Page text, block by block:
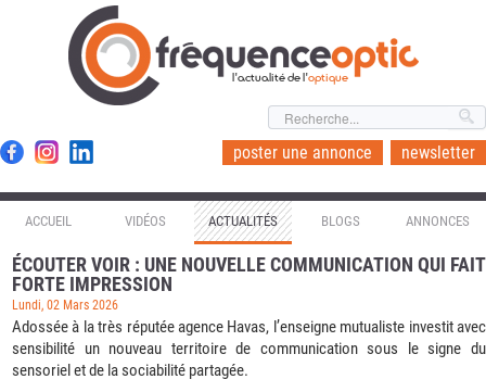
l'actualité de l'optique
poster une annonce newsletter
ACCUEIL VIDÉOS ACTUALITÉS BLOGS ANNONCES
ÉCOUTER VOIR : UNE NOUVELLE COMMUNICATION QUI FAIT
FORTE IMPRESSION
Lundi, 02 Mars 2026
Adossée à la très réputée agence Havas, l’enseigne mutualiste investit avec
sensibilité un nouveau territoire de communication sous le signe du
sensoriel et de la sociabilité partagée.